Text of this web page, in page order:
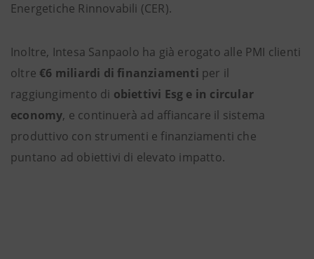
Energetiche Rinnovabili (CER).
Inoltre, Intesa Sanpaolo ha già erogato alle PMI clienti
oltre €6 miliardi di finanziamenti per il
raggiungimento di obiettivi Esg e in circular
economy, e continuerà ad affiancare il sistema
produttivo con strumenti e finanziamenti che
puntano ad obiettivi di elevato impatto.